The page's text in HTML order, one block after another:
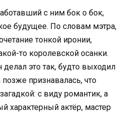
с ним бок о бок,
будущее. По словам мэтра,
тонкой иронии,
то королевской осанки.
это так, будто выходил
признавалась, что
с виду романтик, а
характерный актёр, мастер